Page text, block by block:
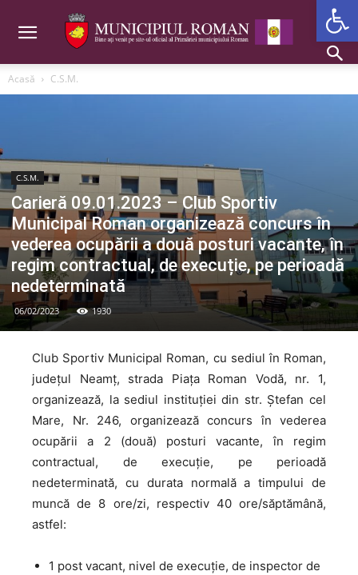
Acasă C.S.M.
C.S.M.
Carieră 09.01.2023 – Club Sportiv
Municipal Roman organizează concurs în
vederea ocupării a două posturi vacante, în
regim contractual, de execuție, pe perioadă
nedeterminată
06/02/2023 1930
Club Sportiv Municipal Roman, cu sediul în Roman,
județul Neamț, strada Piața Roman Vodă, nr. 1,
organizează, la sediul instituției din str. Ștefan cel
Mare, Nr. 246, organizează concurs în vederea
ocupării a 2 (două) posturi vacante, în regim
contractual, de execuție, pe perioadă
nedeterminată, cu durata normală a timpului de
muncă de 8 ore/zi, respectiv 40 ore/săptămână,
astfel:
1 post vacant, nivel de execuție, de inspector de